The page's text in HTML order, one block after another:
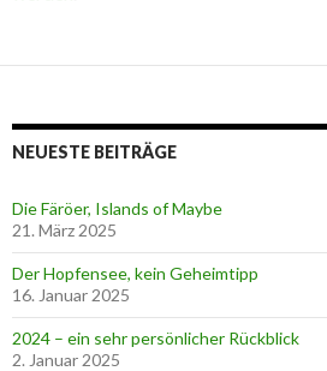
NEUESTE BEITRÄGE
Die Färöer, Islands of Maybe
21. März 2025
Der Hopfensee, kein Geheimtipp
16. Januar 2025
2024 – ein sehr persönlicher Rückblick
2. Januar 2025